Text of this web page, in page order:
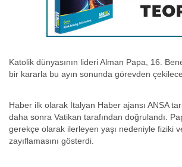
Katolik dünyasının lideri Alman Papa, 16.
bir kararla bu ayın sonunda görevden
Haber ilk olarak İtalyan Haber ajansı ANSA
daha sonra Vatikan tarafından doğrulandı.
gerekçe olarak ilerleyen yaşı nedeniyle fiziki
zayıflamasını gösterdi.